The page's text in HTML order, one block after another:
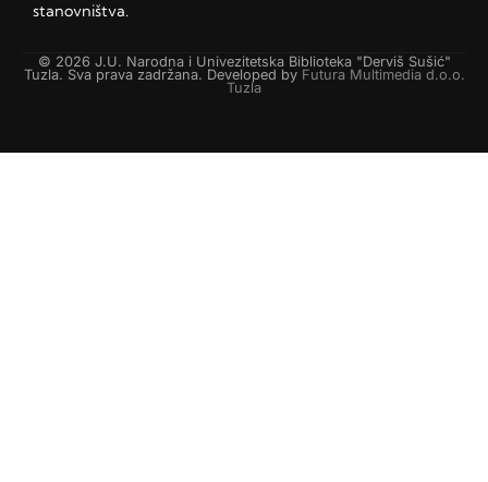
stanovništva.
© 2026 J.U. Narodna i Univezitetska Biblioteka "Derviš Sušić"
Tuzla. Sva prava zadržana. Developed by Futura Multimedia d.o.o.
Tuzla